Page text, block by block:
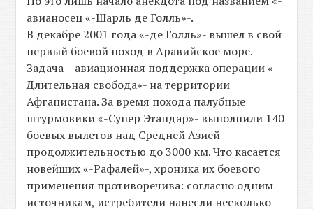
авианосец «-Шарль де Голль»-.
В декабре 2001 года «-де Голль»- вышел в свой
первый боевой поход в Аравийское море.
Задача – авиационная поддержка операции «-
Длительная свобода»- на территории
Афганистана. За время похода палубные
штурмовики «-Супер Этандар»- выполнили 140
боевых вылетов над Средней Азией
продолжительностью до 3000 км. Что касается
новейших «-Рафалей»-, хроника их боевого
применения противоречива: согласно одним
источникам, истребители нанесли несколько